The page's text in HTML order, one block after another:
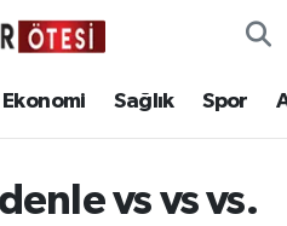
Ekonomi Sağlık Spor
vs vs vs.